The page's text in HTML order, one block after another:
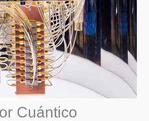
Cuántico